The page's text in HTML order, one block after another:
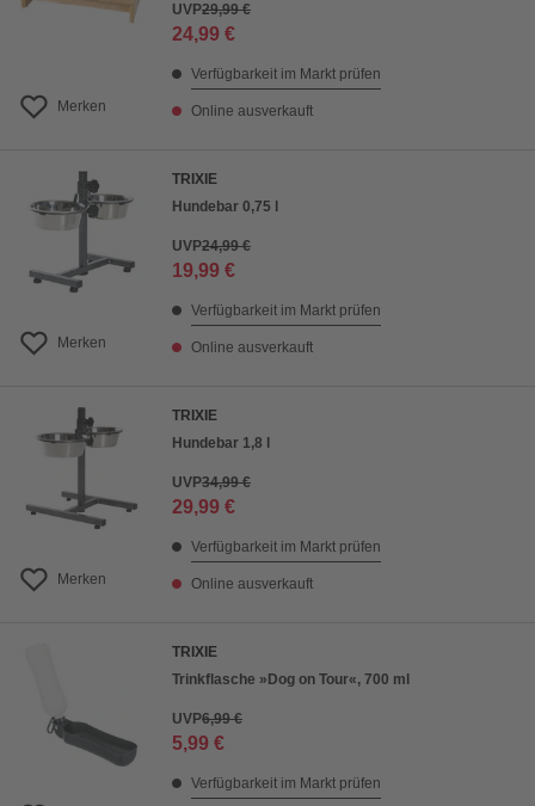
Merken
UVP29,99 €
24,99 €
Verfügbarkeit im Markt prüfen
Online ausverkauft
Merken
TRIXIE
Hundebar 0,75 l
UVP24,99 €
19,99 €
Verfügbarkeit im Markt prüfen
Online ausverkauft
Merken
TRIXIE
Hundebar 1,8 l
UVP34,99 €
29,99 €
Verfügbarkeit im Markt prüfen
Online ausverkauft
TRIXIE
Trinkflasche »Dog on Tour«, 700 ml
UVP6,99 €
5,99 €
Verfügbarkeit im Markt prüfen